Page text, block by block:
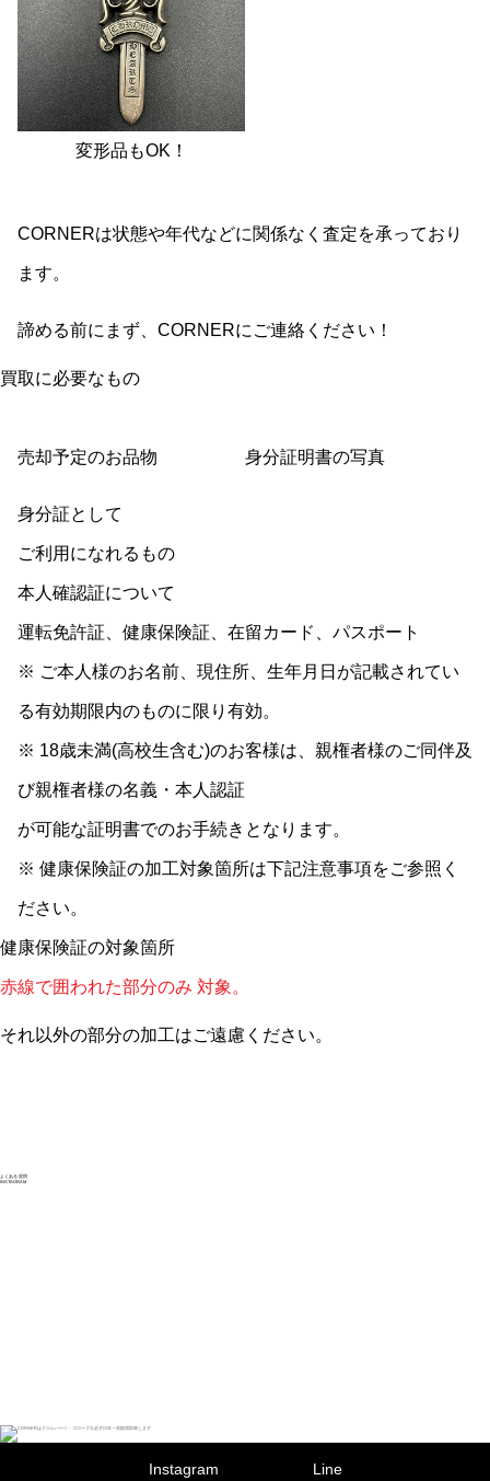
変形品もOK！
CORNERは状態や年代などに関係なく査定を承っており
ます。
諦める前にまず、CORNERにご連絡ください！
買取に必要なもの
売却予定のお品物 身分証明書の写真
身分証として
ご利用になれるもの
本人確認証について
運転免許証、健康保険証、在留カード、パスポート
※ ご本人様のお名前、現住所、生年月日が記載されてい
る有効期限内のものに限り有効。
※ 18歳未満(高校生含む)のお客様は、親権者様のご同伴及
び親権者様の名義・本人認証
が可能な証明書でのお手続きとなります。
※ 健康保険証の加工対象箇所は下記注意事項をご参照く
ださい。
健康保険証の対象箇所
赤線で囲われた部分のみ 対象。
それ以外の部分の加工はご遠慮ください。
よくある 質問
INSTAGRAM
Instagram Line